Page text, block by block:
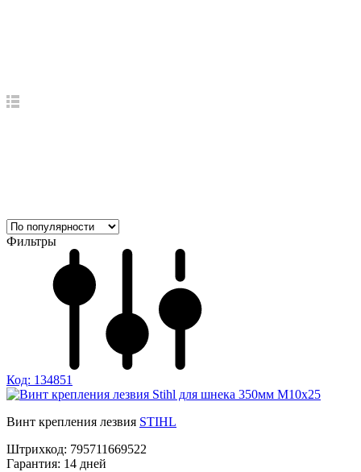
Фильтры
Код: 134851
Винт крепления лезвия STIHL
Штрихкод: 795711669522
Гарантия: 14 дней